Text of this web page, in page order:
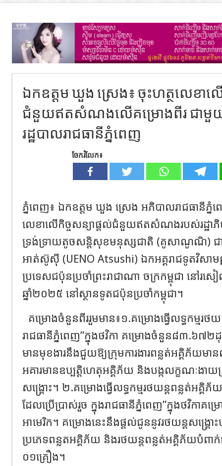
ឯកឧត្ដម ឃួង ស្រេង៖ ចុះហត្ថលេខាល
ជំនួយឥតសំណងលើគម្រោងពីរ ជាមួ
រដ្ឋបាលរាជធានីភ្នំពេញ
ចែករំលែក៖
ភ្នំពេញ៖ ឯកឧត្ដម ឃួង ស្រេង អភិបាលរាជធានីភ្នំ
លេខាលើកិច្ចសន្យាផ្តល់ជំនួយឥតសំណងរបស់រដ្ឋា
ទ្រង់ទ្រាយតូចសន្តិសុខមនុស្សជាតិ (គូសាណូណិ)
អាត់ស៊ូស៊ី (UENO Atsushi) ឯកអគ្គរាជទូតវិសា
ប្រទេសជប៉ុនប្រចាំព្រះរាជាណា ចក្រកម្ពុជា នៅរសៀ
ឆ្នាំ២០២៥ នៅស្ថានទូតជប៉ុនប្រចាំកម្ពុជា។
គម្រោងចំនួនពីររួមមាន៖១.គម្រោងធ្វើលទ្ធកម្មរ
រាជធានីភ្នំពេញ”ក្នុងថវិកា គម្រោងចំនួន៨៣.៦៧២ដុល្
មានមុខងារនឹងជួយឱ្យក្រុមការងារពន្លត់អគ្គិភ័យមា
អគារមានឧប្បត្តិហេតុអគ្គិភ័យ និងបង្កលក្ខណៈងា
សង្រ្គោះ។ ២.គម្រោងធ្វើលទ្ធកម្មរថយន្តពន្លត់អគិ្គភ័
ដែលប្រើប្រាស់រួច ក្នុងរាជធានីភ្នំពេញ”ក្នុងថវិកា
អាមេរិក។ គម្រោងនេះនឹងផ្តល់ជូននូវរថយន្តសង្រ្គោ
ប្រភេទពន្លតអគ្គិភ័យ និងរថយន្តពន្លត់អគ្គិភ័យបំពា
០១គ្រឿង។